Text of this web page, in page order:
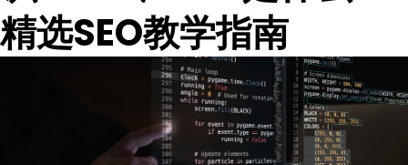
精选SEO教学指南